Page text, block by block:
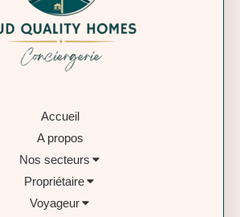
Accueil
A propos
Nos secteurs
Propriétaire
Voyageur